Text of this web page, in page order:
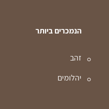
הנמכרים ביותר
זהב
יהלומים